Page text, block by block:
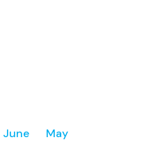
June
May